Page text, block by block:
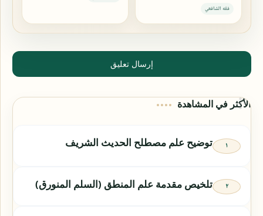
فقه الشافعي
إرسال تعليق
الأكثر في المشاهدة
توضيح علم مصطلح الحديث الشريف
تلخيص مقدمة علم المنطق (السلم المنورق)